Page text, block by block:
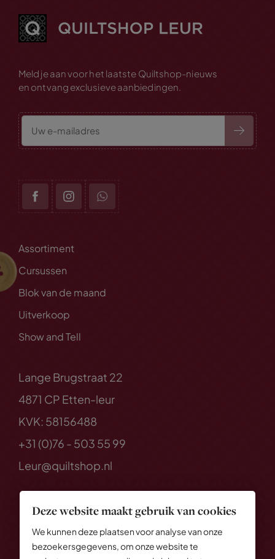
Deze website maakt gebruik van cookies
We kunnen deze plaatsen voor analyse van onze
bezoekersgegevens, om onze website te
Meld je aan voor het laatste Quiltshop-nieuws
en ontvang exclusieve aanbiedingen.
Assortiment
Cursussen
Blok van de maand
Uitverkoop
Show and Tell
Lange Brugstraat 22
4871 CP Etten-leur
KVK: 58156488
+31 (0)76 - 503 55 99
Leur@quiltshop.nl